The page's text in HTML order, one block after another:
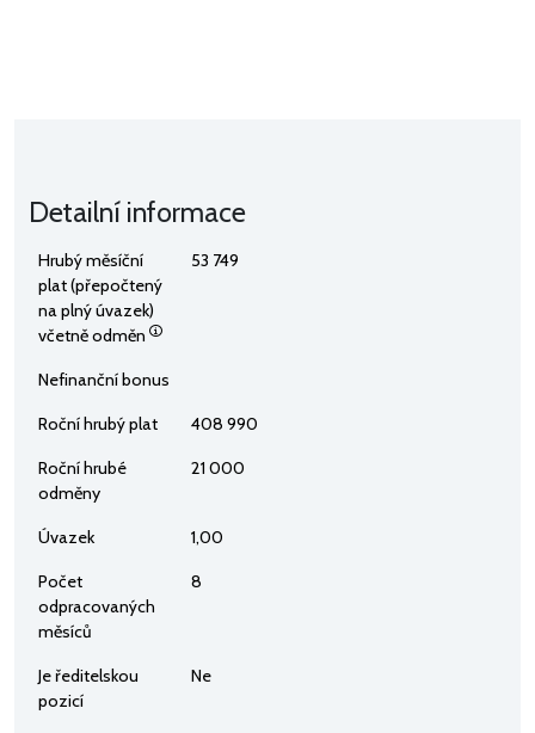
Detailní informace
Hrubý měsíční
plat (přepočtený
na plný úvazek)
včetně odměn
53 749
Nefinanční bonus
Roční hrubý plat 408 990
Roční hrubé
odměny
21 000
Úvazek 1,00
Počet
odpracovaných
měsíců
8
Je ředitelskou
pozicí
Ne